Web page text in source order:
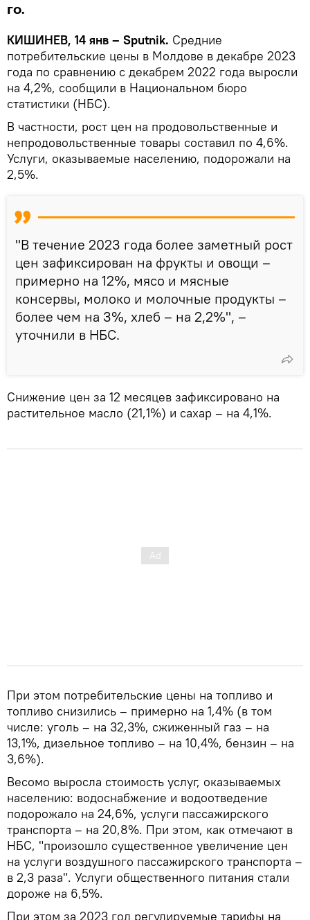
го.
КИШИНЕВ, 14 янв – Sputnik. Средние
потребительские цены в Молдове в декабре 2023
года по сравнению с декабрем 2022 года выросли
на 4,2%, сообщили в Национальном бюро
статистики (НБС).
В частности, рост цен на продовольственные и
непродовольственные товары составил по 4,6%.
Услуги, оказываемые населению, подорожали на
2,5%.
"В течение 2023 года более заметный рост
цен зафиксирован на фрукты и овощи –
примерно на 12%, мясо и мясные
консервы, молоко и молочные продукты –
более чем на 3%, хлеб – на 2,2%", –
уточнили в НБС.
Снижение цен за 12 месяцев зафиксировано на
растительное масло (21,1%) и сахар – на 4,1%.
При этом потребительские цены на топливо и
топливо снизились – примерно на 1,4% (в том
числе: уголь – на 32,3%, сжиженный газ – на
13,1%, дизельное топливо – на 10,4%, бензин – на
3,6%).
Весомо выросла стоимость услуг, оказываемых
населению: водоснабжение и водоотведение
подорожало на 24,6%, услуги пассажирского
транспорта – на 20,8%. При этом, как отмечают в
НБС, "произошло существенное увеличение цен
на услуги воздушного пассажирского транспорта –
в 2,3 раза". Услуги общественного питания стали
дороже на 6,5%.
При этом за 2023 год регулируемые тарифы на